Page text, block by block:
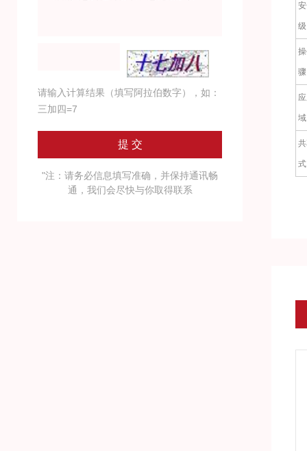
级
骤
域
式
请输入计算结果（填写阿拉伯数字），如：
三加四=7
"注：请务必信息填写准确，并保持通讯畅
通，我们会尽快与你取得联系